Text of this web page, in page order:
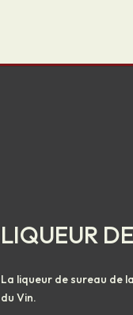
LIQUEUR
La liqueur de sureau de
du Vin.